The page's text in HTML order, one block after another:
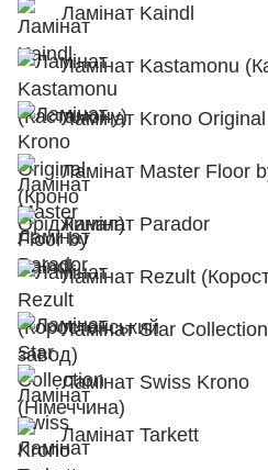
Ламінат Kaindl
Ламінат Kastamonu
Ламінат Krono
Ламінат Master Floor
Ламінат Parador
Ламінат Rezult
Ламінат Star
Ламінат Swiss Krono
Ламінат Tarkett